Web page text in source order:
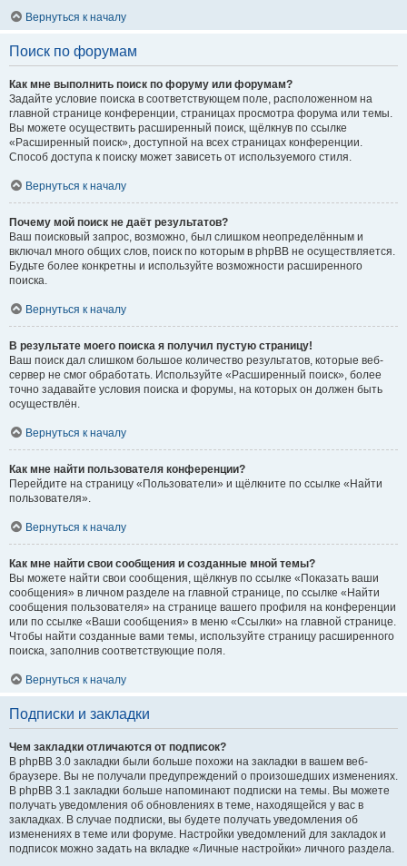
Вернуться к началу
Поиск по форумам
Как мне выполнить поиск по форуму или форумам?
Задайте условие поиска в соответствующем поле, расположенном на
главной странице конференции, страницах просмотра форума или темы.
Вы можете осуществить расширенный поиск, щёлкнув по ссылке
«Расширенный поиск», доступной на всех страницах конференции.
Способ доступа к поиску может зависеть от используемого стиля.
Вернуться к началу
Почему мой поиск не даёт результатов?
Ваш поисковый запрос, возможно, был слишком неопределённым и
включал много общих слов, поиск по которым в phpBB не осуществляется.
Будьте более конкретны и используйте возможности расширенного
поиска.
Вернуться к началу
В результате моего поиска я получил пустую страницу!
Ваш поиск дал слишком большое количество результатов, которые веб-
сервер не смог обработать. Используйте «Расширенный поиск», более
точно задавайте условия поиска и форумы, на которых он должен быть
осуществлён.
Вернуться к началу
Как мне найти пользователя конференции?
Перейдите на страницу «Пользователи» и щёлкните по ссылке «Найти
пользователя».
Вернуться к началу
Как мне найти свои сообщения и созданные мной темы?
Вы можете найти свои сообщения, щёлкнув по ссылке «Показать ваши
сообщения» в личном разделе на главной странице, по ссылке «Найти
сообщения пользователя» на странице вашего профиля на конференции
или по ссылке «Ваши сообщения» в меню «Ссылки» на главной странице.
Чтобы найти созданные вами темы, используйте страницу расширенного
поиска, заполнив соответствующие поля.
Вернуться к началу
Подписки и закладки
Чем закладки отличаются от подписок?
В phpBB 3.0 закладки были больше похожи на закладки в вашем веб-
браузере. Вы не получали предупреждений о произошедших изменениях.
В phpBB 3.1 закладки больше напоминают подписки на темы. Вы можете
получать уведомления об обновлениях в теме, находящейся у вас в
закладках. В случае подписки, вы будете получать уведомления об
изменениях в теме или форуме. Настройки уведомлений для закладок и
подписок можно задать на вкладке «Личные настройки» личного раздела.